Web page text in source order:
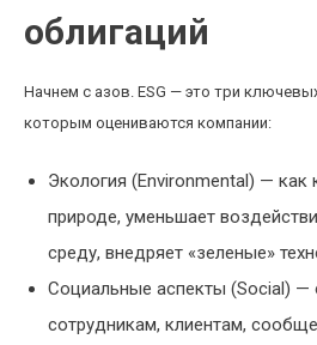
облигаций
Начнем с азов. ESG — это три
которым оцениваются компании:
Экология (Environmental) — как
природе, уменьшает
среду, внедряет «зеленые»
Социальные аспекты (Social) —
сотрудникам, клиентам,